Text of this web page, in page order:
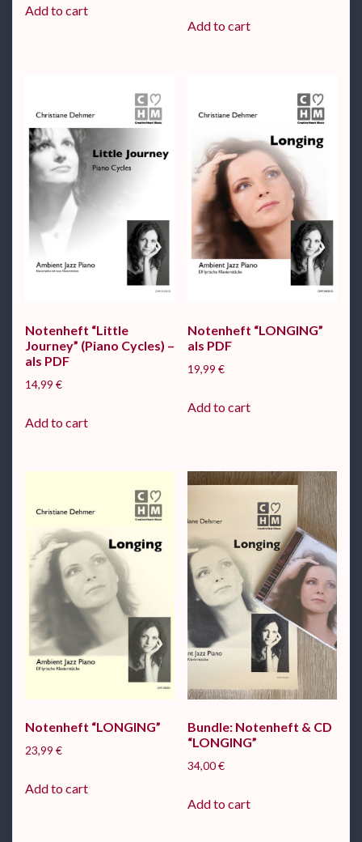
Add to cart
Add to cart
Notenheft “Little
Journey” (Piano Cycles) –
als PDF
14,99 €
Add to cart
Notenheft “LONGING”
als PDF
19,99 €
Add to cart
Notenheft “LONGING”
23,99 €
Add to cart
Bundle: Notenheft & CD
“LONGING”
34,00€
Add to cart